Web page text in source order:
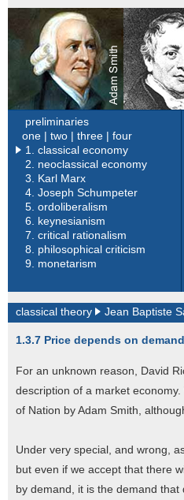
preliminaries
one | two | three | four
1. classical economy
2. neoclassical economy
3. Karl Marx
4. Joseph Schumpeter
5. ordoliberalism
6. keynesianism
7. critical rationalism
8. philosophical criticism
9. monetarism
classical theory Jean Baptiste
1.3.7 Price depends on
For an unknown reason, David
description of a market
of Nation by Adam Smith,
Under very special, and wrong,
but even if we accept that there
by demand, it is the demand